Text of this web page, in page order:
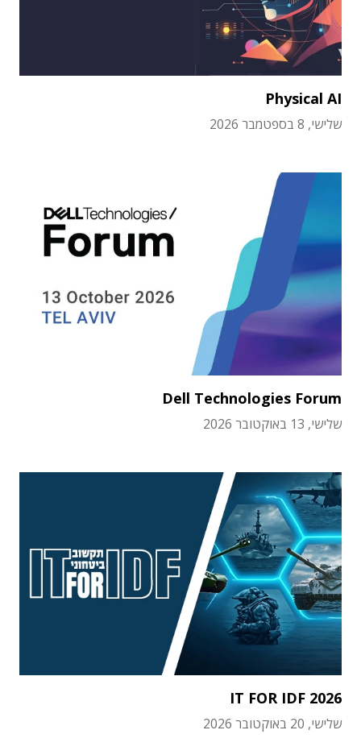
Physical AI
שלישי, 8 בספטמבר 2026
Dell Technologies Forum
שלישי, 13 באוקטובר 2026
IT FOR IDF 2026
שלישי, 20 באוקטובר 2026